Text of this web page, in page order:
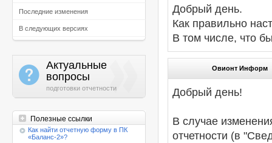
Последние изменения
В следующих версиях
a Актуальные
вопросы
подготовки отчетности
Полезные ссылки
Как найти отчетную форму в ПК
«Баланс-2»?
Добрый день.
Как правильно
В том числе, что
Овионт Информ
Добрый день!
В случае
отчетности (в